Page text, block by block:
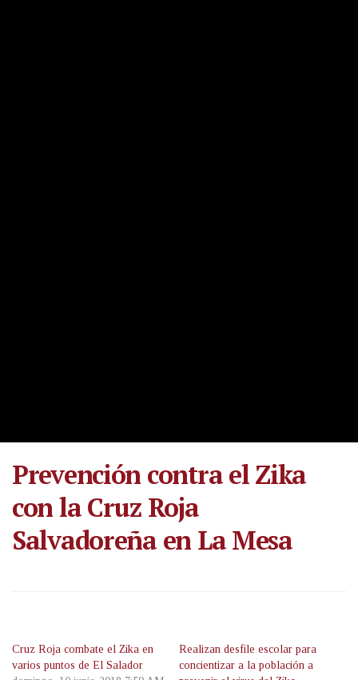
Prevención contra el Zika
con la Cruz Roja
Salvadoreña en La Mesa
Cruz Roja combate el Zika en
varios puntos de El Salador
Realizan desfile escolar para
concientizar a la población a